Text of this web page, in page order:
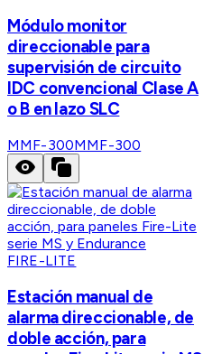
Módulo monitor
direccionable para
supervisión de circuito
IDC convencional Clase A
o B en lazo SLC
MMF-300MMF-300
FIRE-LITE
Estación manual de
alarma direccionable, de
doble acción, para